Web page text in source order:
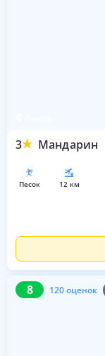
3 Мандарин
песок 12 км
8 120 оценок
8 120 оценок